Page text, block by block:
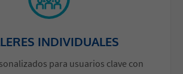
INDIVIDUALES
para usuarios clave con